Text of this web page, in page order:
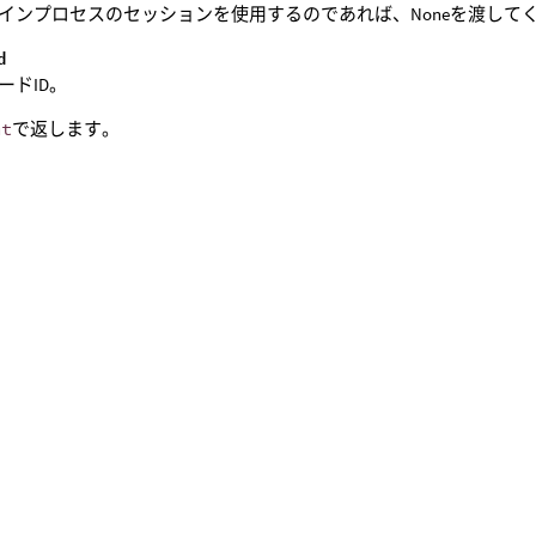
ンプロセスのセッションを使用するのであれば、Noneを渡してく
ドID。
で返します。